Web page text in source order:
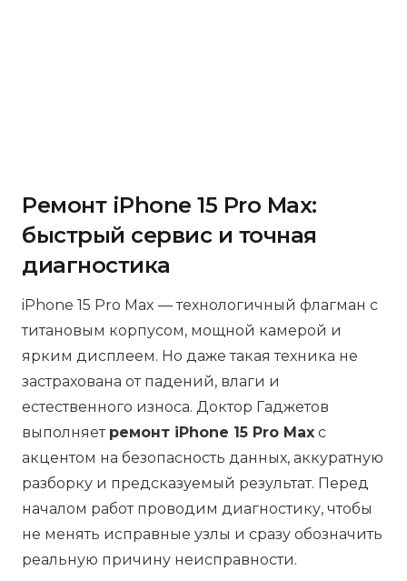
Ремонт iPhone 15 Pro Max:
быстрый сервис и точная
диагностика
iPhone 15 Pro Max — технологичный флагман с
титановым корпусом, мощной камерой и
ярким дисплеем. Но даже такая техника не
застрахована от падений, влаги и
естественного износа. Доктор Гаджетов
выполняет ремонт iPhone 15 Pro Max с
акцентом на безопасность данных, аккуратную
разборку и предсказуемый результат. Перед
началом работ проводим диагностику, чтобы
не менять исправные узлы и сразу обозначить
реальную причину неисправности.